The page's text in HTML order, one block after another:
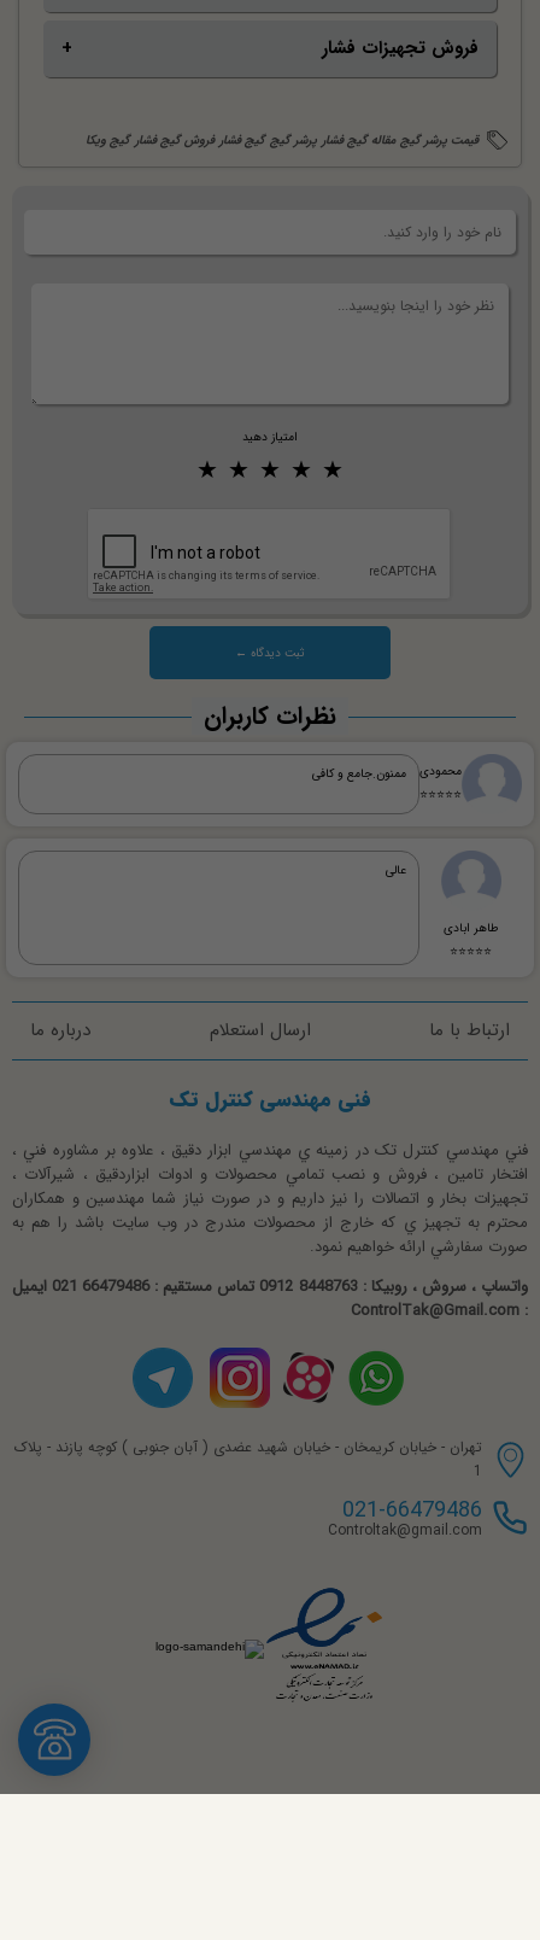
تجهیزات اندازه گیری فشار طیف وسیعی از ادوات گیج فشار ، پرشر
گردید جهت انتخاب و خرید راحت به معرفی آنها پرداخته بشه.
فروش تجهیزات فشار
فروش تجهیزات فشار " پرشر " اعم از اندازه گیری و کنترل در
مجموعه ی ما انجام می پذیرد . کافیست جهت سفارشگذاری و
باشید.
قیمت پرشر گیج مقاله گیج فشار پرشر گیج گیج فشار فروش گیج فشار گیج ویکا
امتیاز دهید
نظرات کاربران
محمودی
⭐⭐⭐⭐⭐
ممنون.جامع و کافی
طاهر ابادی
⭐⭐⭐⭐⭐
عالی
ارتباط با ما ارسال استعلام درباره ما
فنی مهندسی کنترل تک
فني مهندسي کنترل تک در زمينه ي مهندسي ابزار دقيق ، علاوه بر مشاوره فني ،
افتخار تامين ، فروش و نصب تمامي محصولات و ادوات ابزاردقيق ، شيرآلات ،
تجهيزات بخار و اتصالات را نيز داريم و در صورت نياز شما مهندسين و همکاران
محترم به تجهيز ي که خارج از محصولات مندرج در وب سايت باشد را هم به
صورت سفارشي ارائه خواهيم نمود.
واتساپ ، سروش ، روبیکا : 8448763 0912 تماس مستقیم : 66479486 021 ایمیل
: ControlTak@Gmail.com
تهران - خیابان کریمخان - خیابان شهید عضدی ( آبان جنوبی ) کوچه پازند - پلاک
1
021-66479486
Controltak@gmail.com